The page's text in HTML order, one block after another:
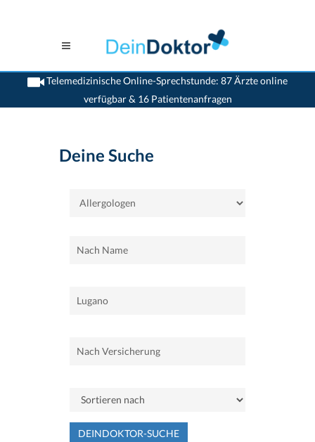
Telemedizinische Online-Sprechstunde: 87 Ärzte online
verfügbar & 16 Patientenanfragen
>Home>Lugano>Allergologen
Deine Suche
DEINDOKTOR-SUCHE